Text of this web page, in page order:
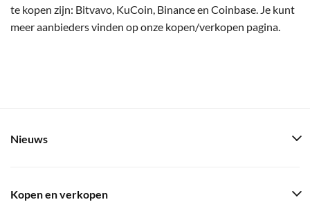
te kopen zijn: Bitvavo, KuCoin, Binance en Coinbase. Je kunt
meer aanbieders vinden op onze kopen/verkopen pagina.
Nieuws
Kopen en verkopen